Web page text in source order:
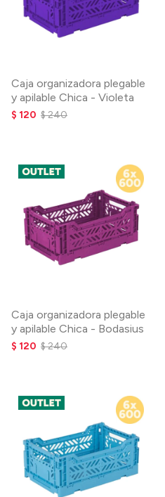
Caja organizadora plegable
y apilable Chica - Violeta
$ 120 $240
Caja organizadora plegable
y apilable Chica - Bodasius
$ 120 $240